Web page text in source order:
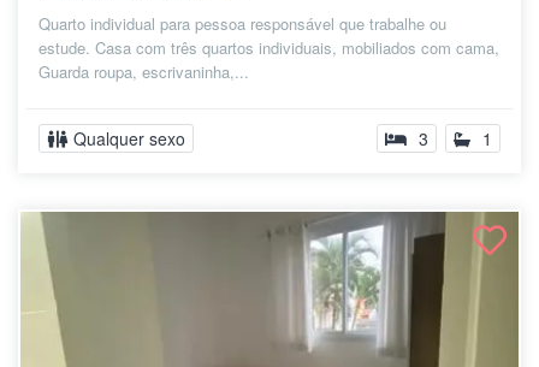
Quarto individual para pessoa responsável que trabalhe ou
estude. Casa com três quartos individuais, mobiliados com cama,
Guarda roupa, escrivaninha,...
Qualquer sexo 3 1